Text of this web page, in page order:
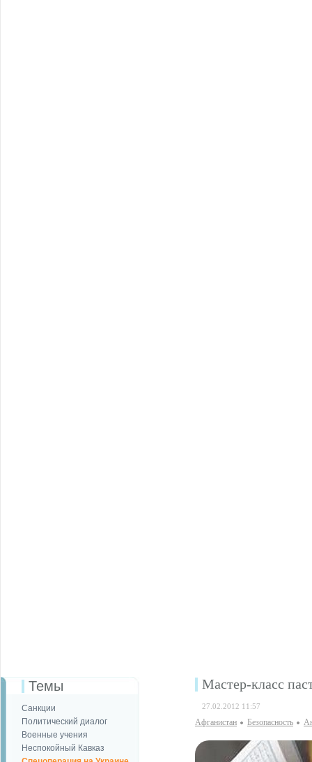
Темы
Санкции
Политический диалог
Военные учения
Неспокойный Кавказ
Мастер-класс
27.02.2012 11:57
Афганистан Безопаcность